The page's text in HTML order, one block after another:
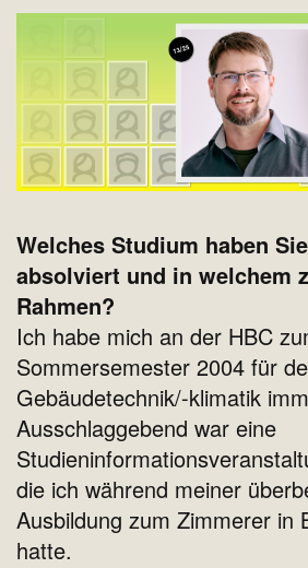
Welches Studium haben
absolviert und in welchem
Rahmen?
Ich habe mich an der HBC
Sommersemester 2004 für
Gebäudetechnik/-klimatik
Ausschlaggebend war eine
die ich während meiner
Ausbildung zum Zimmerer in
hatte.